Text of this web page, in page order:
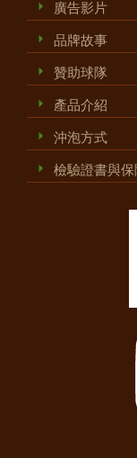
廣告影片
品牌故事
贊助球隊
產品介紹
沖泡方式
檢驗證書與保